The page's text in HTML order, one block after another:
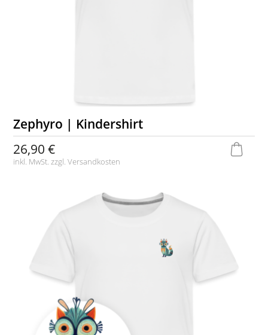
Zephyro | Kindershirt
26,90 €
inkl. MwSt. zzgl.Versandkosten